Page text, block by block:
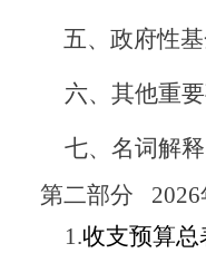
五、 政府性
六、其他重
七、 名词解释
第二部分
2026
1.收支预算总